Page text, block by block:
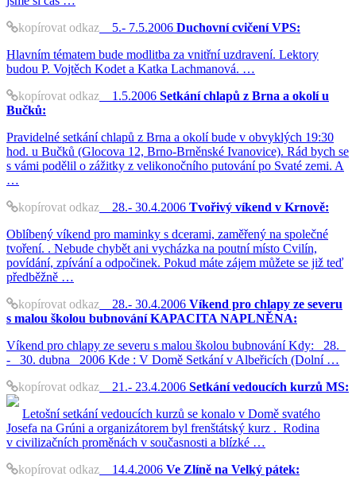
kopírovat odkaz 5.- 7.5.2006 Duchovní cvičení VPS:
Hlavním tématem bude modlitba za vnitřní uzdravení. Lektory
budou P. Vojtěch Kodet a Katka Lachmanová. …
kopírovat odkaz 1.5.2006 Setkání chlapů z Brna a okolí u
Bučků:
Pravidelné setkání chlapů z Brna a okolí bude v obvyklých 19:30
hod. u Bučků (Glocova 12, Brno-Brněnské Ivanovice). Rád bych se
s vámi podělil o zážitky z velikonočního putování po Svaté zemi. A
…
kopírovat odkaz 28.- 30.4.2006 Tvořivý víkend v Krnově:
Oblíbený víkend pro maminky s dcerami, zaměřený na společné
tvoření. . Nebude chybět ani vycházka na poutní místo Cvilín,
povídání, zpívání a odpočinek. Pokud máte zájem můžete se již teď
předběžně …
kopírovat odkaz 28.- 30.4.2006 Víkend pro chlapy ze severu
s malou školou bubnování KAPACITA NAPLNĚNA:
Víkend pro chlapy ze severu s malou školou bubnování Kdy: 28.
- 30. dubna 2006 Kde : V Domě Setkání v Albeřicích (Dolní …
kopírovat odkaz 21.- 23.4.2006 Setkání vedoucích kurzů MS:
Letošní setkání vedoucích kurzů se konalo v Domě svatého
Josefa na Grúni a organizátorem byl frenštátský kurz . Rodina
v civilizačních proměnách v současnosti a blízké …
kopírovat odkaz 14.4.2006 Ve Zlíně na Velký pátek: